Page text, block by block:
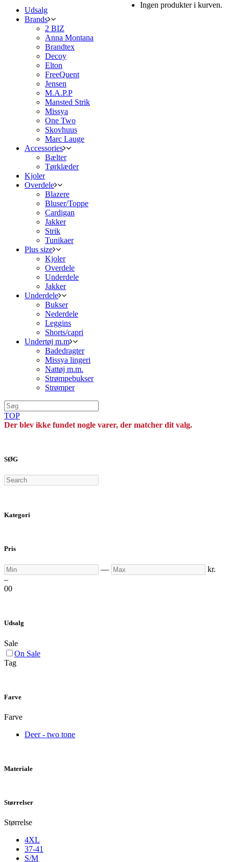
Ingen produkter i kurven.
Udsalg
Brands
2 BIZ
Anna Montana
Brandtex
Decoy
Elton
FreeQuent
Jensen
M.A.P.P
Mansted Strik
Missya
One Two
Skovhuus
Marc Lauge
Accessories
Bælter
Tørklæder
Kjoler
Overdele
Blazere
Bluser/Toppe
Cardigan
Jakker
Strik
Tunikaer
Plus size
Kjoler
Overdele
Underdele
Jakker
Underdele
Bukser
Nederdele
Leggins
Shorts/capri
Undertøj m.m
Badedragter
Missya lingeri
Nattøj m.m.
Strømpebukser
Strømper
TOP
Der blev ikke fundet nogle varer, der matcher dit valg.
SØG
Search
Kategori
Pris
Min — Max
kr.
–
00
Udsalg
Sale
On Sale
Tag
Farve
Farve
Deer - two tone
Materiale
Størrelser
Størrelse
4XL
37-41
S/M